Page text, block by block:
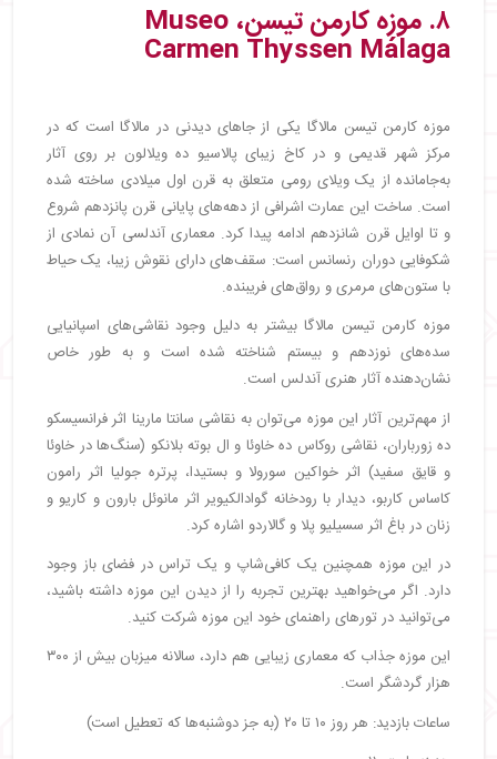
۸. موزه کارمن تیسن، Museo
Carmen Thyssen Málaga
موزه کارمن تیسن مالاگا یکی از جاهای دیدنی در مالاگا است که در
مرکز شهر قدیمی و در کاخ زیبای پالاسیو ده ویلالون بر روی آثار
به‌جامانده از یک ویلای رومی متعلق به قرن اول میلادی ساخته شده
است. ساخت این عمارت اشرافی از دهه‌های پایانی قرن پانزدهم شروع
و تا اوایل قرن شانزدهم ادامه پیدا کرد. معماری آندلسی آن نمادی از
شکوفایی دوران رنسانس است: سقف‌های دارای نقوش زیبا، یک حیاط
با ستون‌های مرمری و رواق‌های فریبنده.
موزه کارمن تیسن مالاگا بیشتر به دلیل وجود نقاشی‌های اسپانیایی
سده‌های نوزدهم و بیستم شناخته شده است و به طور خاص
نشان‌دهنده آثار هنری آندلس است.
از مهم‌ترین آثار این موزه می‌توان به نقاشی سانتا مارینا اثر فرانسیسکو
ده زورباران، نقاشی روکاس ده خاوئا و ال بوته بلانکو (سنگ‌ها در خاوئا
و قایق سفید) اثر خواکین سورولا و بستیدا، پرتره جولیا اثر رامون
کاساس کاربو، دیدار با رودخانه گوادالکیویر اثر مانوئل بارون و کاریو و
زنان در باغ اثر سسیلیو پلا و گالاردو اشاره کرد.
در این موزه همچنین یک کافی‌شاپ و یک تراس در فضای باز وجود
دارد. اگر می‌خواهید بهترین تجربه را از دیدن این موزه داشته باشید،
می‌توانید در تورهای راهنمای خود این موزه شرکت کنید.
این موزه جذاب که معماری زیبایی هم دارد، سالانه میزبان بیش از ۳۰۰
هزار گردشگر است.
ساعات بازدید: هر روز ۱۰ تا ۲۰ (به جز دوشنبه‌ها که تعطیل است)